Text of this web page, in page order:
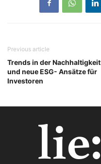
Previous article
Trends in der Nachhaltigkeit
und neue ESG- Ansätze für
Investoren